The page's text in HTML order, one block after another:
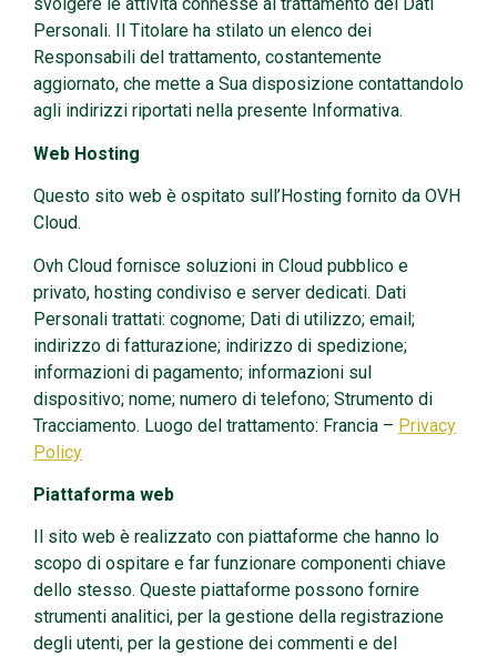
svolgere le attività connesse al trattamento dei Dati
Personali. Il Titolare ha stilato un elenco dei
Responsabili del trattamento, costantemente
aggiornato, che mette a Sua disposizione contattandolo
agli indirizzi riportati nella presente Informativa.
Web Hosting
Questo sito web è ospitato sull’Hosting fornito da OVH
Cloud.
Ovh Cloud fornisce soluzioni in Cloud pubblico e
privato, hosting condiviso e server dedicati. Dati
Personali trattati: cognome; Dati di utilizzo; email;
indirizzo di fatturazione; indirizzo di spedizione;
informazioni di pagamento; informazioni sul
dispositivo; nome; numero di telefono; Strumento di
Tracciamento. Luogo del trattamento: Francia – Privacy
Policy
Piattaforma web
Il sito web è realizzato con piattaforme che hanno lo
scopo di ospitare e far funzionare componenti chiave
dello stesso. Queste piattaforme possono fornire
strumenti analitici, per la gestione della registrazione
degli utenti, per la gestione dei commenti e del